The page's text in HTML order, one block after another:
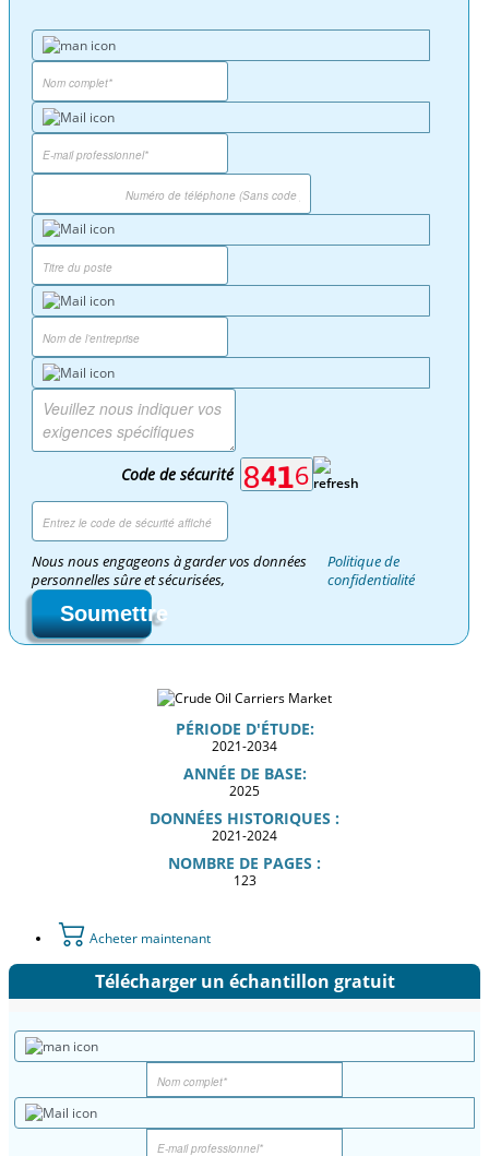
Code de sécurité
Nous nous engageons à garder vos données
personnelles sûre et sécurisées,
Politique de
confidentialité
Soumettre
PÉRIODE D'ÉTUDE:
2021-2034
ANNÉE DE BASE:
2025
DONNÉES HISTORIQUES :
2021-2024
NOMBRE DE PAGES :
123
Acheter maintenant
Télécharger un échantillon gratuit